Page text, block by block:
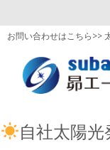
お問い合わせはこちら>>
自社太陽